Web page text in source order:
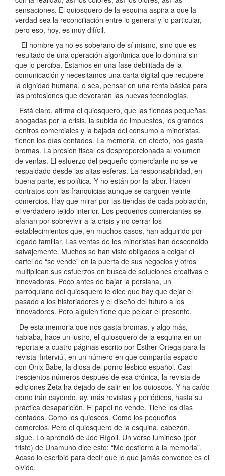
sensaciones. El quiosquero de la esquina aspira a que la
verdad sea la reconciliación entre lo general y lo particular,
pero eso, hoy, es muy difícil.
El hombre ya no es soberano de sí mismo, sino que es
resultado de una operación algorítmica que lo domina sin
que lo perciba. Estamos en una fase debilitada de la
comunicación y necesitamos una carta digital que recupere
la dignidad humana, o sea, pensar en una renta básica para
las profesiones que devorarán las nuevas tecnologías.
Está claro, afirma el quiosquero, que las tiendas pequeñas,
ahogadas por la crisis, la subida de impuestos, los grandes
centros comerciales y la bajada del consumo a minoristas,
tienen los días contados. La memoria, en efecto, nos gasta
bromas. La presión fiscal es desproporcionada al volumen
de ventas. El esfuerzo del pequeño comerciante no se ve
respaldado desde las altas esferas. La responsabilidad, en
buena parte, es política. Y no están por la labor. Hacen
contratos con las franquicias aunque se carguen veinte
comercios. Hay que mirar por las tiendas de cada población,
el verdadero tejido interior. Los pequeños comerciantes se
afanan por sobrevivir a la crisis y no cerrar los
establecimientos que, en muchos casos, han adquirido por
legado familiar. Las ventas de los minoristas han descendido
salvajemente. Muchos se han visto obligados a colgar el
cartel de “se vende” en la puerta de sus negocios y otros
multiplican sus esfuerzos en busca de soluciones creativas e
innovadoras. Poco antes de bajar la persiana, un
parroquiano del quiosquero le dice que hay que dejar el
pasado a los historiadores y el diseño del futuro a los
innovadores. Pero alguien tiene que pelear el presente.
De esta memoria que nos gasta bromas, y algo más,
hablaba, hace un lustro, el quiosquero de la esquina en un
reportaje a cuatro páginas escrito por Esther Ortega para la
revista ‘Interviú’, en un número en que compartía espacio
con Onix Babe, la diosa del porno lésbico español. Casi
trescientos números después de esa crónica, la revista de
ediciones Zeta ha dejado de salir en los quioscos. Y ha caído
como irán cayendo, ay, más revistas y periódicos, hasta su
práctica desaparición. El papel no vende. Tiene los días
contados. Como los quioscos. Como los pequeños
comercios. Pero el quiosquero de la esquina, cabezón,
sigue. Lo aprendió de Joe Rígoli. Un verso luminoso (por
triste) de Unamuno dice esto: “Me destierro a la memoria”.
Acaso lo escribió para decir que lo que jamás convence es el
olvido.